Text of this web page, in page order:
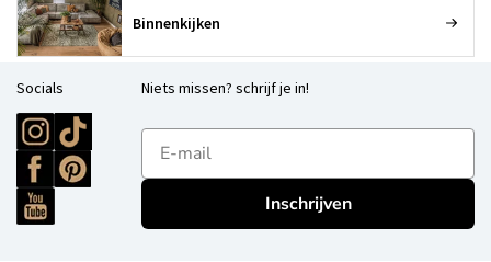
Binnenkijken
Socials Niets missen? schrijf je in!
E-mailadres
Inschrijven